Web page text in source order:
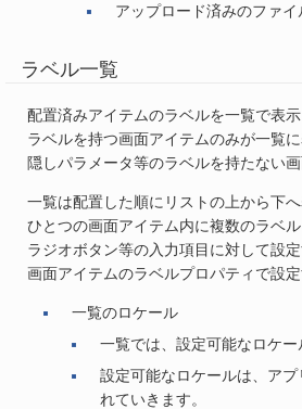
アップロード済みのファ
ラベル一覧
配置済みアイテムのラベルを一覧で表示
ラベルを持つ画面アイテムのみが一覧に
隠しパラメータ等のラベルを持たない
一覧は配置した順にリストの上から下へ
ひとつの画面アイテム内に複数のラベ
ラジオボタン等の入力項目に対して設
画面アイテムのラベルプロパティで設
一覧のロケール
一覧では、設定可能なロケ
設定可能なロケールは、ア
れていきます。